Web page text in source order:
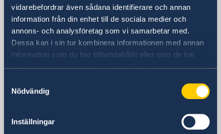
vidarebefordrar även sådana identifierare och annan
information från din enhet till de sociala medier och
annons- och analysföretag som vi samarbetar med.
Dessa kan i sin tur kombinera informationen med annan
information som du har tillhandahållit eller som de har
samlat in när du har använt deras tjänster.
Nödvändig
Inställningar
Sveriges ambassad
Besöksadress
Park Tower, 4. Etage
Croisement des Avenues Batetela et des
République Démocratique du Congo
Postadress
B.P. 11096